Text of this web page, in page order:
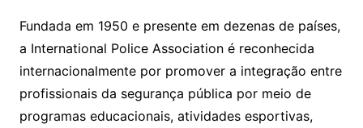
Fundada em 1950 e presente em dezenas de países,
a International Police Association é reconhecida
internacionalmente por promover a integração entre
profissionais da segurança pública por meio de
programas educacionais, atividades esportivas,